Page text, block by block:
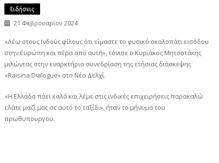
Ειδήσεις
21 Φεβρουαρίου 2024
«Λέω στους Ινδούς φίλους ότι είμαστε το φυσικό σκαλοπάτι εισόδου
στην Ευρώπη και πέρα από αυτή», τόνισε ο Κυριάκος Μητσοτάκης
μιλώντας στην εναρκτήρια συνεδρίαση της ετήσιας διάσκεψης
«Raisina Dialogue» στο Νέο Δελχί.
«Η Ελλάδα πάει καλά και λέμε στις ινδικές επιχειρήσεις παρακαλώ
ελάτε μαζί μας σε αυτό το ταξίδι», ήταν το μήνυμα του
πρωθυπουργού.